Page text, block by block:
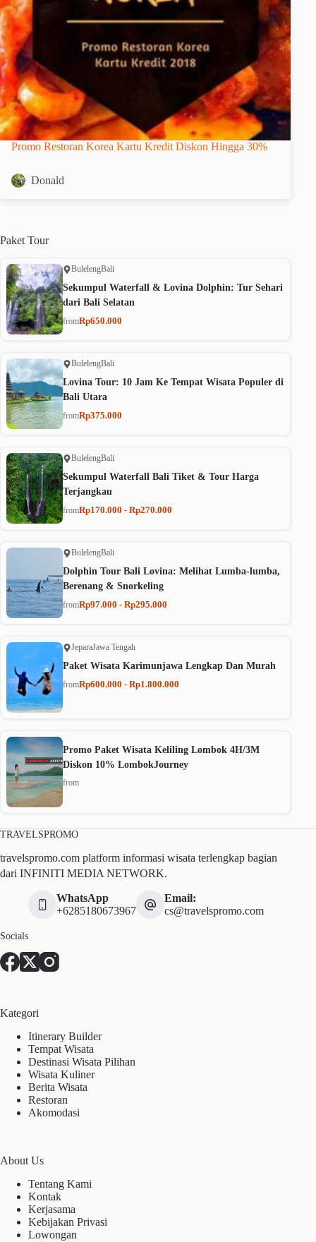
Promo Restoran Korea Kartu Kredit Diskon Hingga 30%
Donald
Paket Tour
BulelengBali
Sekumpul Waterfall & Lovina Dolphin: Tur Sehari
dari Bali Selatan
fromRp650.000
BulelengBali
Lovina Tour: 10 Jam Ke Tempat Wisata Populer di
Bali Utara
fromRp375.000
BulelengBali
Sekumpul Waterfall Bali Tiket & Tour Harga
Terjangkau
fromRp170.000 - Rp270.000
BulelengBali
Dolphin Tour Bali Lovina: Melihat Lumba-lumba,
Berenang & Snorkeling
fromRp97.000 - Rp295.000
JeparaJawa Tengah
Paket Wisata Karimunjawa Lengkap Dan Murah
fromRp600.000 - Rp1.800.000
Promo Paket Wisata Keliling Lombok 4H/3M
Diskon 10% LombokJourney
from
TRAVELSPROMO
travelspromo.com platform informasi wisata terlengkap bagian
dari INFINITI MEDIA NETWORK.
WhatsApp
+6285180673967
Email:
cs@travelspromo.com
Socials
Kategori
Itinerary Builder
Tempat Wisata
Destinasi Wisata Pilihan
Wisata Kuliner
Berita Wisata
Restoran
Akomodasi
About Us
Tentang Kami
Kontak
Kerjasama
Kebijakan Privasi
Lowongan